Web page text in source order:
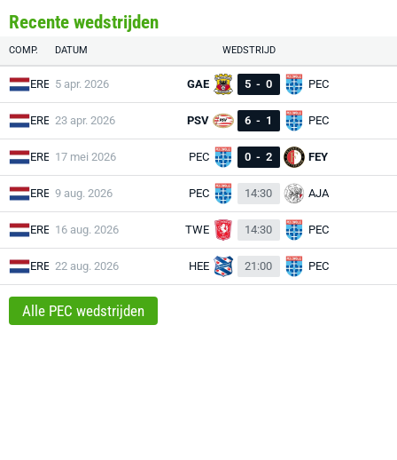
Recente wedstrijden
COMP. DATUM WEDSTRIJD
ERE 5 apr. 2026 GAE 5 - 0 PEC
ERE 23 apr. 2026 PSV 6 - 1 PEC
ERE 17 mei 2026 PEC 0 - 2 FEY
ERE 9 aug. 2026 PEC 14:30 AJA
ERE 16 aug. 2026 TWE 14:30 PEC
ERE 22 aug. 2026 HEE 21:00 PEC
Alle PEC wedstrijden